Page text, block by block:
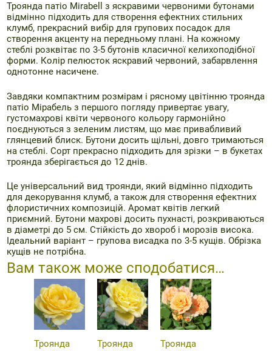
Троянда патіо Mirabell з яскравими червоними бутонами
відмінно підходить для створення ефектних стильних
клумб, прекрасний вибір для групових посадок для
створення акценту на передньому плані. На кожному
стеблі розквітає по 3-5 бутонів класичної келихоподібної
форми. Колір пелюсток яскравий червоний, забарвлення
однотонне насичене.
Завдяки компактним розмірам і рясному цвітінню троянда
патіо Мірабель з першого погляду привертає увагу,
густомахрові квіти червоного кольору гармонійно
поєднуються з зеленим листям, що має привабливий
глянцевий блиск. Бутони досить щільні, довго тримаються
на стеблі. Сорт прекрасно підходить для зрізки – в букетах
троянда зберігається до 12 днів.
Це універсальний вид троянди, який відмінно підходить
для декорування клумб, а також для створення ефектних
флористичних композицій. Аромат квітів легкий
приємний. Бутони махрові досить пухнасті, розкриваються
в діаметрі до 5 см. Стійкість до хвороб і морозів висока.
Ідеальний варіант – групова висадка по 3-5 кущів. Обрізка
кущів не потрібна.
Вам також може сподобатися…
Троянда Троянда Троянда